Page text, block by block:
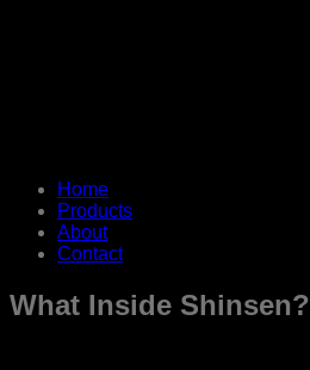
Home
Products
About
Contact
What Inside Shinsen?